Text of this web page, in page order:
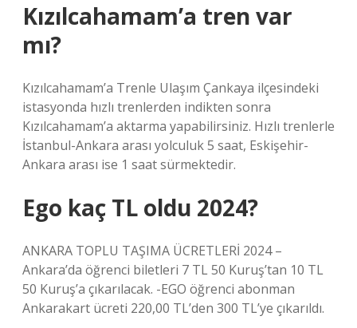
Kızılcahamam’a tren var
mı?
Kızılcahamam’a Trenle Ulaşım Çankaya ilçesindeki
istasyonda hızlı trenlerden indikten sonra
Kızılcahamam’a aktarma yapabilirsiniz. Hızlı trenlerle
İstanbul-Ankara arası yolculuk 5 saat, Eskişehir-
Ankara arası ise 1 saat sürmektedir.
Ego kaç TL oldu 2024?
ANKARA TOPLU TAŞIMA ÜCRETLERİ 2024 –
Ankara’da öğrenci biletleri 7 TL 50 Kuruş’tan 10 TL
50 Kuruş’a çıkarılacak. -EGO öğrenci abonman
Ankarakart ücreti 220,00 TL’den 300 TL’ye çıkarıldı.